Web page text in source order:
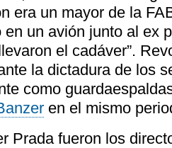
era un mayor de la
un avión junto al ex
el cadáver”.
la dictadura de los
como
en el mismo
Prada fueron los